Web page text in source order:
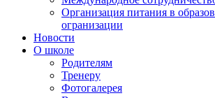
Организация питания в
огранизации
Новости
О школе
Родителям
Тренеру
Фотогалерея